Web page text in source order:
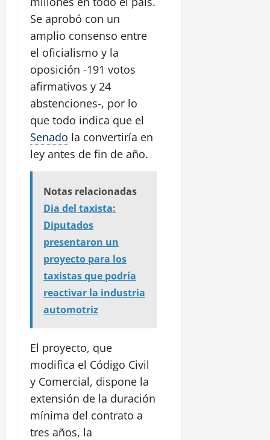
Se aprobó con un
amplio consenso entre
el oficialismo y la
oposición -191 votos
afirmativos y 24
abstenciones-, por lo
que todo indica que el
Senado la convertiría en
ley antes de fin de año.
Notas relacionadas
Dia del taxista:
Diputados
presentaron un
proyecto para los
taxistas que podría
reactivar la industria
automotriz
El proyecto, que
modifica el Código Civil
y Comercial, dispone la
extensión de la duración
mínima del contrato a
tres años, la